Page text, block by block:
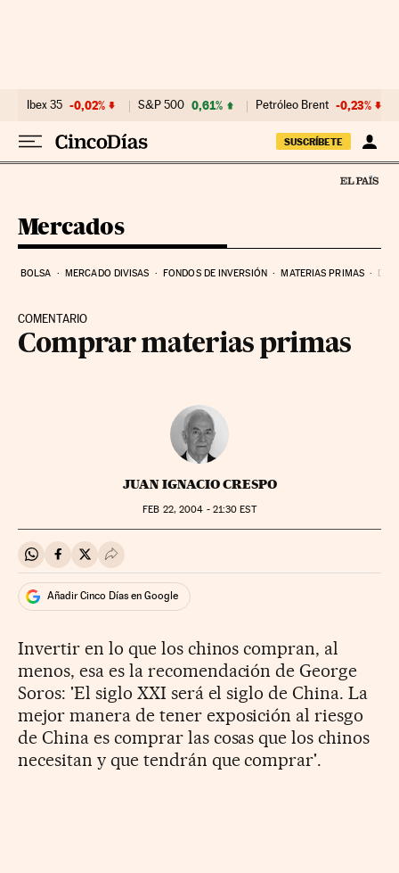
Ibex 35 -0,02% S&P 500 0,61% Petróleo Brent -0,23%
SUSCRÍBETE
Mercados
BOLSA MERCADO DIVISAS FONDOS DE INVERSIÓN MATERIAS PRIMAS
COMENTARIO
Comprar materias primas
JUAN IGNACIO CRESPO
FEB 22, 2004 - 21:30 EST
Compartir en Whatsapp
Compartir en Facebook
Compartir en Twitter
Desplegar Redes Sociales
Añadir Cinco Días en Google
Invertir en lo que los chinos compran, al
menos, esa es la recomendación de George
Soros: 'El siglo XXI será el siglo de China. La
mejor manera de tener exposición al riesgo
de China es comprar las cosas que los chinos
necesitan y que tendrán que comprar'.